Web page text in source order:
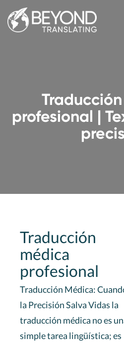
profesional |
Traducción
médica
profesional
Traducción Médica:
la Precisión Salva Vidas la
traducción médica no es
simple tarea lingüística; es